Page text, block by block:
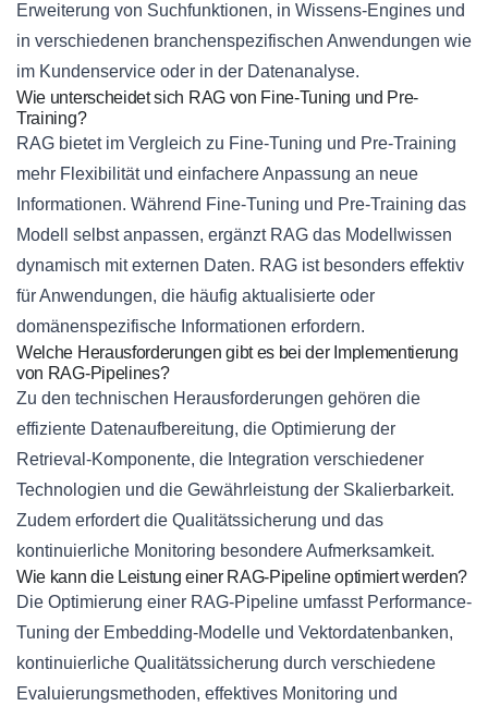
Erweiterung von Suchfunktionen, in Wissens-Engines und
in verschiedenen branchenspezifischen Anwendungen wie
im Kundenservice oder in der Datenanalyse.
Wie unterscheidet sich RAG von Fine-Tuning und Pre-
Training?
RAG bietet im Vergleich zu Fine-Tuning und Pre-Training
mehr Flexibilität und einfachere Anpassung an neue
Informationen. Während Fine-Tuning und Pre-Training das
Modell selbst anpassen, ergänzt RAG das Modellwissen
dynamisch mit externen Daten. RAG ist besonders effektiv
für Anwendungen, die häufig aktualisierte oder
domänenspezifische Informationen erfordern.
Welche Herausforderungen gibt es bei der Implementierung
von RAG-Pipelines?
Zu den technischen Herausforderungen gehören die
effiziente Datenaufbereitung, die Optimierung der
Retrieval-Komponente, die Integration verschiedener
Technologien und die Gewährleistung der Skalierbarkeit.
Zudem erfordert die Qualitätssicherung und das
kontinuierliche Monitoring besondere Aufmerksamkeit.
Wie kann die Leistung einer RAG-Pipeline optimiert werden?
Die Optimierung einer RAG-Pipeline umfasst Performance-
Tuning der Embedding-Modelle und Vektordatenbanken,
kontinuierliche Qualitätssicherung durch verschiedene
Evaluierungsmethoden, effektives Monitoring und